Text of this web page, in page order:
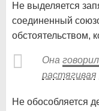
Не выделяется
соединенный
обстоятельством,
Она
растягивая
Не обособляется